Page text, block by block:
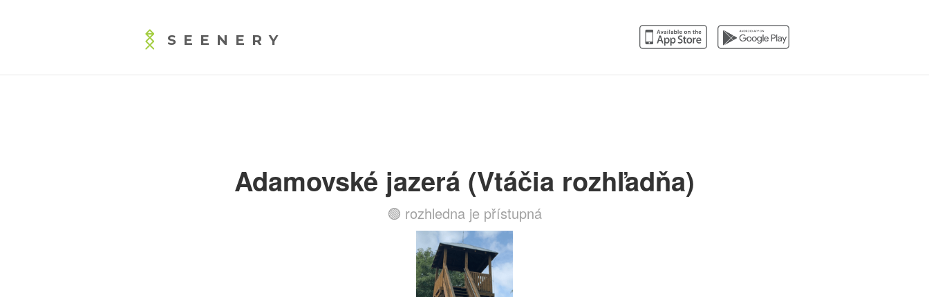
SEENERY
Adamovské jazerá (Vtáčia rozhľadňa)
🟢 rozhledna je přístupná